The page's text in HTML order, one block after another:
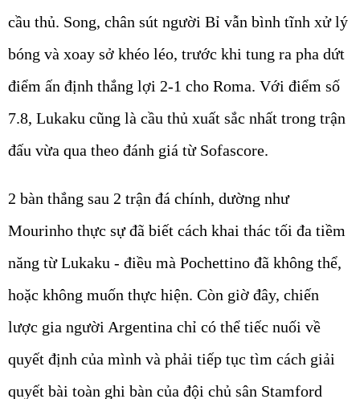
cầu thủ. Song, chân sút người Bỉ vẫn bình tĩnh xử lý
bóng và xoay sở khéo léo, trước khi tung ra pha dứt
điểm ấn định thắng lợi 2-1 cho Roma. Với điểm số
7.8, Lukaku cũng là cầu thủ xuất sắc nhất trong trận
đấu vừa qua theo đánh giá từ Sofascore.
2 bàn thắng sau 2 trận đá chính, dường như
Mourinho thực sự đã biết cách khai thác tối đa tiềm
năng từ Lukaku - điều mà Pochettino đã không thể,
hoặc không muốn thực hiện. Còn giờ đây, chiến
lược gia người Argentina chỉ có thể tiếc nuối về
quyết định của mình và phải tiếp tục tìm cách giải
quyết bài toàn ghi bàn của đội chủ sân Stamford